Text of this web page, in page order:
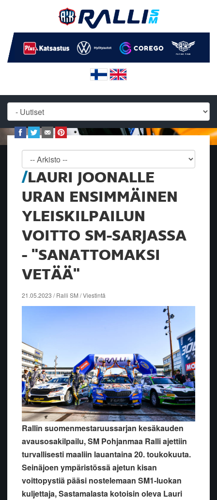
LAURI JOONALLE
URAN ENSIMMÄINEN
YLEISKILPAILUN
VOITTO SM-SARJASSA
- "SANATTOMAKSI
VETÄÄ"
21.05.2023 / Ralli SM / Viestintä
Rallin suomenmestaruussarjan kesäkauden
avausosakilpailu, SM Pohjanmaa Ralli ajettiin
turvallisesti maaliin lauantaina 20. toukokuuta.
Seinäjoen ympäristössä ajetun kisan
voittopystiä pääsi nostelemaan SM1-luokan
kuljettaja, Sastamalasta kotoisin oleva Lauri